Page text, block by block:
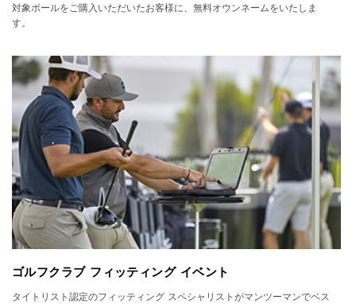
対象ボールをご購入いただいたお客様に、無料オウンネームをいたしま
す。
ゴルフクラブ フィッティング イベント
タイトリスト認定のフィッティング スペシャリストがマンツーマンでベス